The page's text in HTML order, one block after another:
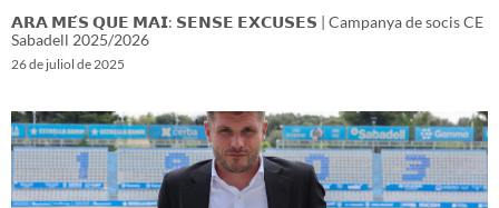
𝗔𝗥𝗔 𝗠𝗘́𝗦 𝗤𝗨𝗘 𝗠𝗔𝗜: 𝗦𝗘𝗡𝗦𝗘 𝗘𝗫𝗖𝗨𝗦𝗘𝗦 | Campanya de socis CE
Sabadell 2025/2026
26 de juliol de 2025